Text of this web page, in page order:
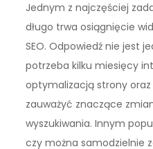
Jednym z najczęściej
długo trwa osiągnięcie
SEO. Odpowiedź nie jest
potrzeba kilku miesięcy
optymalizacją strony
zauważyć znaczące
wyszukiwania. Innym
czy można samodzielnie